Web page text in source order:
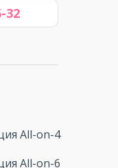
32
All-on-4
All-on-6